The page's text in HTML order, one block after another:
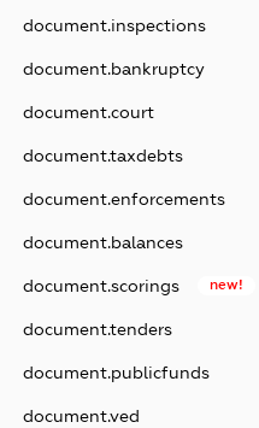
document.inspections
document.bankruptcy
document.court
document.taxdebts
document.enforcements
document.balances
document.scorings new!
document.tenders
document.publicfunds
document.ved